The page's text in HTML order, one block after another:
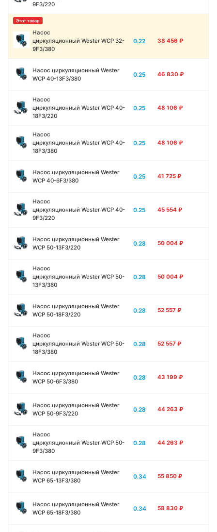
9F3/220
Насос
циркуляционный Wester WCP 32-
9F3/380
0.22 38 456 ₽
Насос циркуляционный Wester
WCP 40-13F3/380
0.25 46 830 ₽
Насос
циркуляционный Wester WCP 40-
18F3/220
0.25 48 106 ₽
Насос
циркуляционный Wester WCP 40-
18F3/380
0.25 48 106 ₽
Насос циркуляционный Wester
WCP 40-6F3/380
0.25 41 725 ₽
Насос
циркуляционный Wester WCP 40-
9F3/220
0.25 45 554 ₽
Насос циркуляционный Wester
WCP 50-13F3/220
0.28 50 004 ₽
Насос
циркуляционный Wester WCP 50-
13F3/380
0.28 50 004 ₽
Насос циркуляционный Wester
WCP 50-18F3/220
0.28 52 557 ₽
Насос
циркуляционный Wester WCP 50-
18F3/380
0.28 52 557 ₽
Насос циркуляционный Wester
WCP 50-6F3/380
0.28 43 199 ₽
Насос циркуляционный Wester
WCP 50-9F3/220
0.28 44 263 ₽
Насос
циркуляционный Wester WCP 50-
9F3/380
0.28 44 263 ₽
Насос циркуляционный Wester
WCP 65-13F3/380
0.34 55 850 ₽
Насос циркуляционный Wester
WCP 65-18F3/380
0.34 58 830 ₽